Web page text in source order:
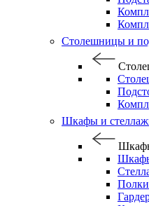
Столешницы и
Шкафы и
Полки